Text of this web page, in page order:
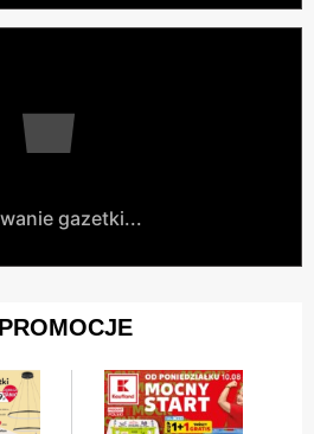
gazetki...